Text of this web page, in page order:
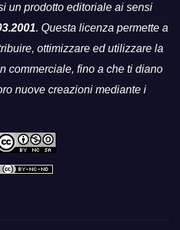
un prodotto editoriale ai sensi
. Questa licenza permette a
ottimizzare ed utilizzare la
commerciale, fino a che ti diano
nuove creazioni mediante i